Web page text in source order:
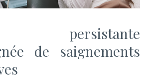
persistante
de saignements